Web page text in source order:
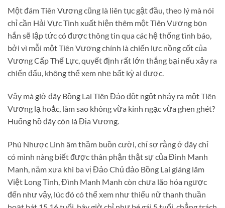
Một đám Tiên Vương cũng là liên tục gật đầu, theo lý mà nói
chỉ cần Hải Vực Tinh xuất hiện thêm một Tiên Vương bọn
hắn sẽ lập tức có được thông tin qua các hệ thống tình báo,
bởi vì mỗi một Tiên Vương chính là chiến lực nồng cốt của
Vương Cấp Thế Lực, quyết định rất lớn thắng bại nếu xảy ra
chiến đấu, không thể xem nhẹ bất kỳ ai được.
Vậy mà giờ đây Bồng Lai Tiên Đảo đột ngột nhảy ra một Tiên
Vương lạ hoắc, làm sao không vừa kinh ngạc vừa ghen ghét?
Huống hồ đây còn là Địa Vương.
Phú Nhược Linh âm thầm buồn cười, chỉ sợ rằng ở đây chỉ
có mình nàng biết được thân phận thật sự của Đình Manh
Manh, năm xưa khi ba vị Đảo Chủ đảo Bồng Lai giáng lâm
Việt Long Tinh, Đình Manh Manh còn chưa lão hóa ngược
đến như vậy, lúc đó có thể xem như thiếu nữ thanh thuần